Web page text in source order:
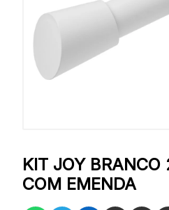
KIT JOY
COM EMENDA